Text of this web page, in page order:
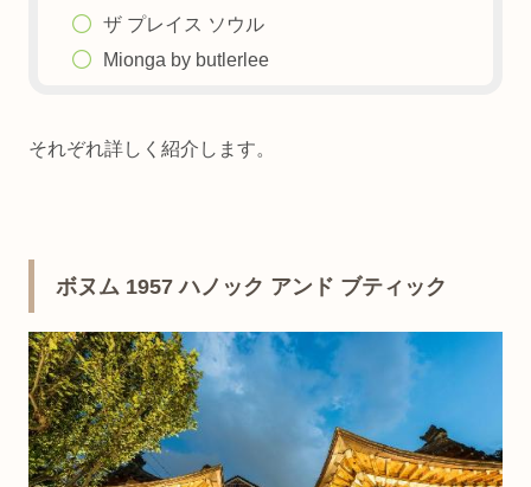
ザ プレイス ソウル
Mionga by butlerlee
それぞれ詳しく紹介します。
ボヌム 1957 ハノック アンド ブティック